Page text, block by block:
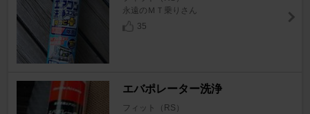
永遠のＭＴ乗りさん
35
エバポレーター洗浄
フィット（RS）